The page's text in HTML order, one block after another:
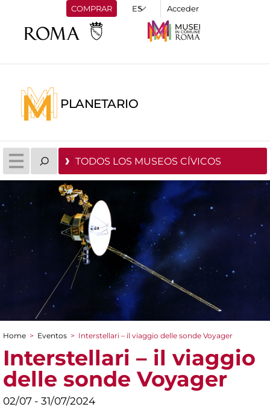
COMPRAR Acceder
PLANETARIO
TODOS LOS MUSEOS CÍVICOS
You are here
Home > Eventos > Interstellari – il viaggio delle sonde Voyager
Interstellari – il viaggio
delle sonde Voyager
02/07 - 31/07/2024